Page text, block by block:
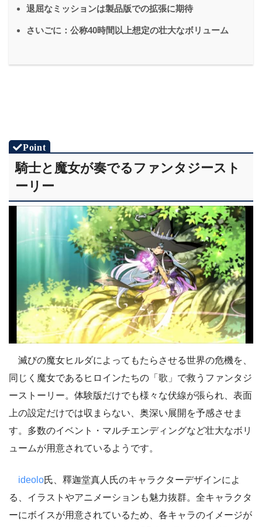
退屈なミッションは製品版での拡張に期待
さいごに：公称40時間以上想定の壮大なボリューム
騎士と魔女が奏でるファンタジースト
ーリー
滅びの魔女ヒルダによってもたらさせる世界の危機を、
同じく魔女であるヒロインたちの「歌」で救うファンタジ
ーストーリー。体験版だけでも様々な伏線が張られ、表面
上の設定だけでは収まらない、奥深い展開を予感させま
す。多数のイベント・マルチエンディングなど壮大なボリ
ュームが用意されているようです。
ideolo氏、釋迦堂真人氏のキャラクターデザインによ
る、イラストやアニメーションも魅力抜群。全キャラクタ
ーにボイスが用意されているため、各キャラのイメージが